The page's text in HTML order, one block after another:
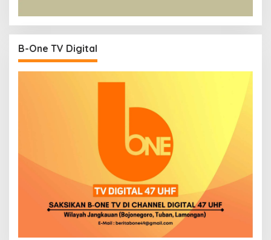
B-One TV Digital